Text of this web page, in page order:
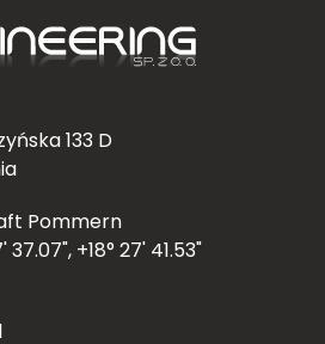
133 D
Pommern
37.07", +18° 27' 41.53"